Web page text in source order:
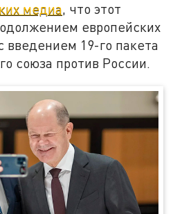
медиа, что этот
европейских
введением 19-го пакета
союза против России.